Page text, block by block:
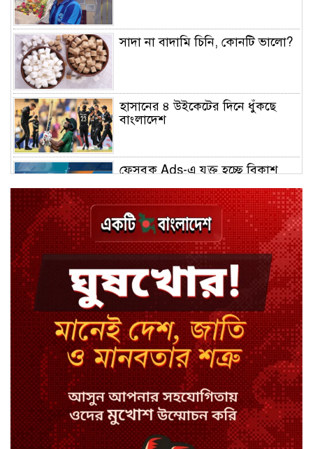
সাদা না বাদামি চিনি, কোনটি ভালো?
হাসানের ৪ উইকেটের দিনে ধুঁকছে
বাংলাদেশ
ফেসবুক Ads-এ যুক্ত হচ্ছে বিকাশ
বিয়ে ভাঙার গুঞ্জনে মুখ খুললেন রণজয়
কেন লিভারপুল ছেড়ে তুরস্কের ক্লাবে
সালাহ
কপিল শর্মার অডিশনে বাদ পড়ার সেই
গল্প
যুক্তরাজ্যে সামাজিকমাধ্যমের কারফিউ
মানছে না কিশোররা